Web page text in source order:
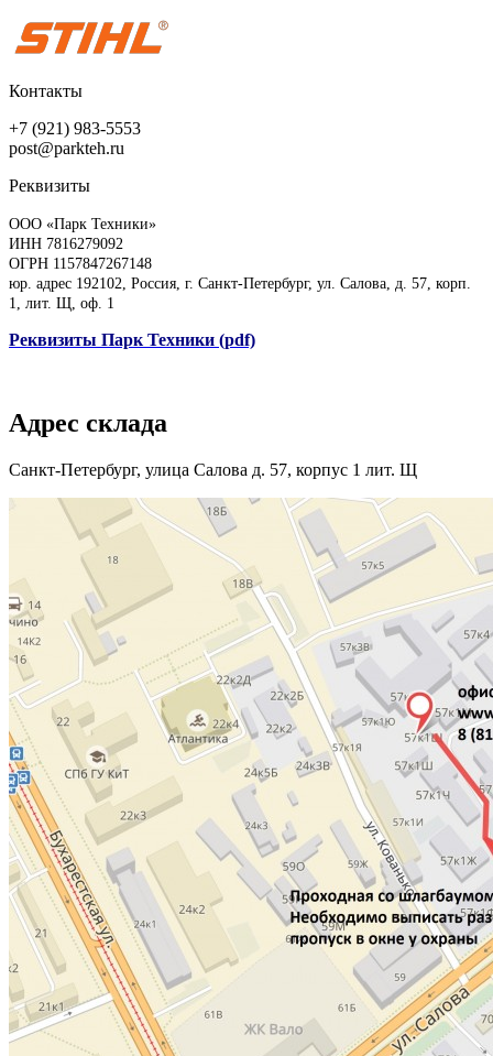
Контакты
+7 (921) 983-5553
post@parkteh.ru
Реквизиты
ООО «Парк Техники»
ИНН 7816279092
ОГРН 1157847267148
юр. адрес 192102, Россия, г. Санкт-Петербург, ул. Салова, д. 57, корп.
1, лит. Щ, оф. 1
Реквизиты Парк Техники (pdf)
Адрес склада
Санкт-Петербург, улица Салова д. 57, корпус 1 лит. Щ